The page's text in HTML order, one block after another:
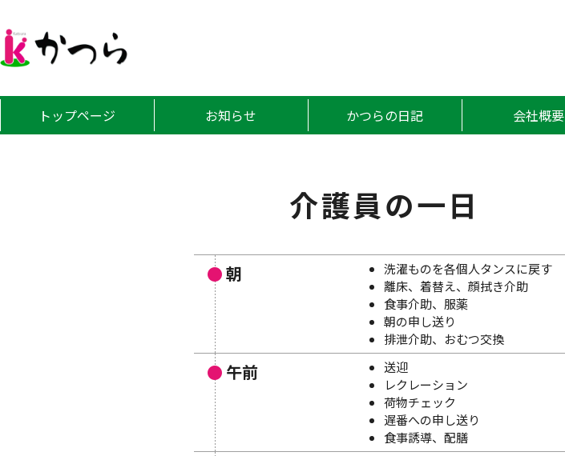
トップページ お知らせ かつらの日記 会社概要
介護員の一日
朝
洗濯ものを各個人タンスに戻す
離床、着替え、顔拭き介助
食事介助、服薬
朝の申し送り
排泄介助、おむつ交換
午前
送迎
レクレーション
荷物チェック
遅番への申し送り
食事誘導、配膳